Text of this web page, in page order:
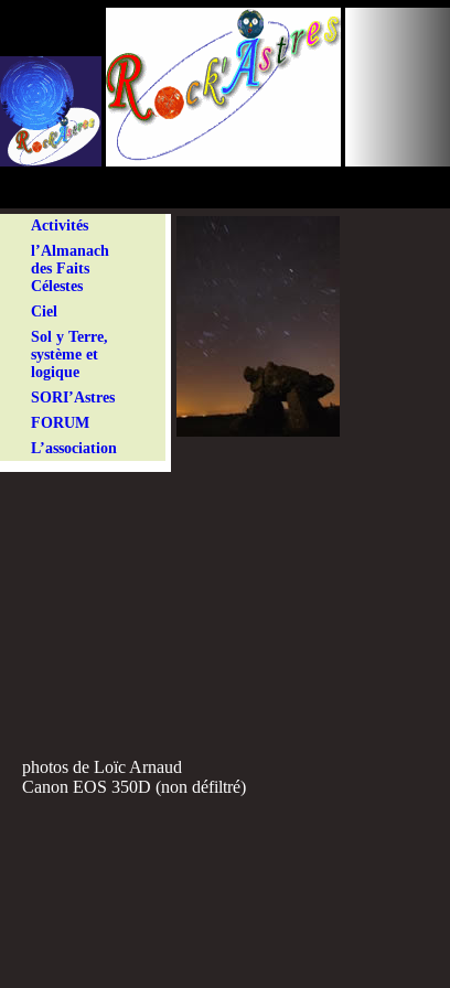
Activités
l’Almanach
des Faits
Célestes
Ciel
Sol y Terre,
système et
logique
SORI’Astres
FORUM
L’association
photos de Loïc Arnaud
Canon EOS 350D (non défiltré)
Panneau de gestion des cookies